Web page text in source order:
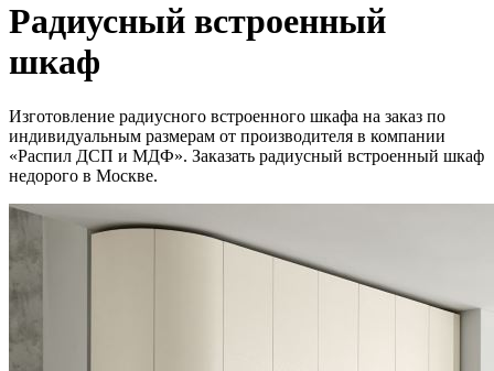
Радиусный встроенный
шкаф
Изготовление радиусного встроенного шкафа на заказ по
индивидуальным размерам от производителя в компании
«Распил ДСП и МДФ». Заказать радиусный встроенный шкаф
недорого в Москве.